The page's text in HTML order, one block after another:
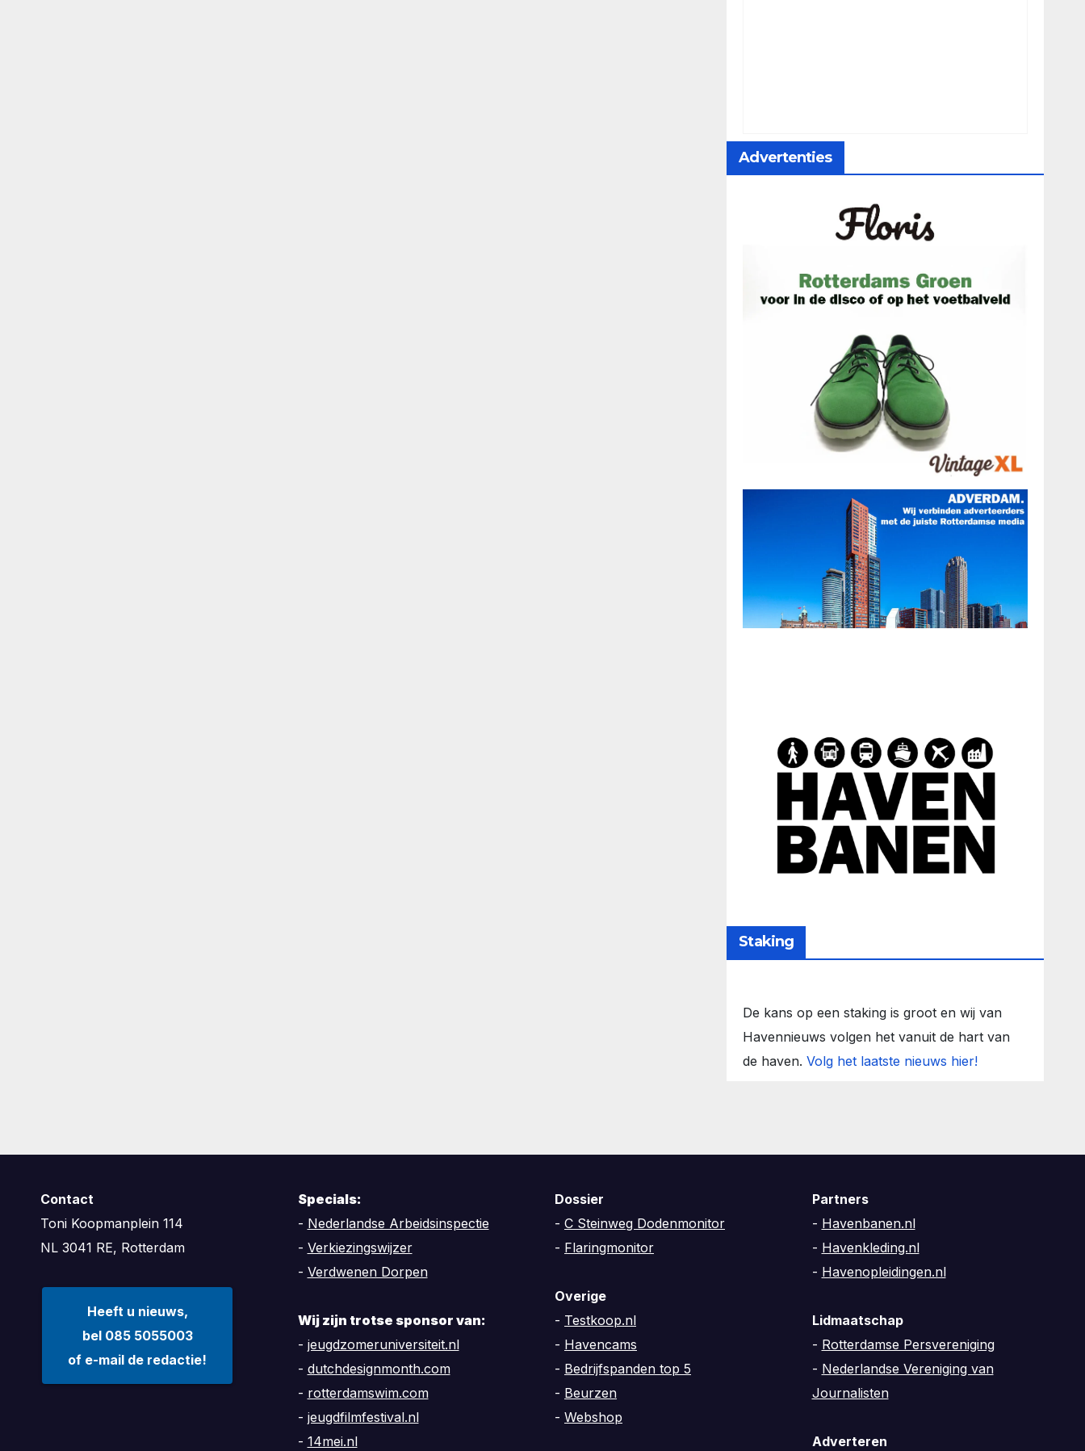
Advertenties
Staking
De kans op een staking is groot en wij van
Havennieuws volgen het vanuit de hart van
de haven.Volg het laatste nieuws hier!
Contact
Toni Koopmanplein 114
NL 3041 RE, Rotterdam
Heeft u nieuws,
bel 085 5055003
of e-mail de redactie!
Specials:
- Nederlandse Arbeidsinspectie
- Verkiezingswijzer
- Verdwenen Dorpen
Wij zijn trotse sponsor van:
- jeugdzomeruniversiteit.nl
- dutchdesignmonth.com
- rotterdamswim.com
- jeugdfilmfestival.nl
- 14mei.nl
Dossier
- C Steinweg Dodenmonitor
- Flaringmonitor
Overige
- Testkoop.nl
- Havencams
- Bedrijfspanden top 5
- Beurzen
- Webshop
Partners
- Havenbanen.nl
- Havenkleding.nl
- Havenopleidingen.nl
Lidmaatschap
- Rotterdamse Persvereniging
- Nederlandse Vereniging van
Journalisten
Adverteren